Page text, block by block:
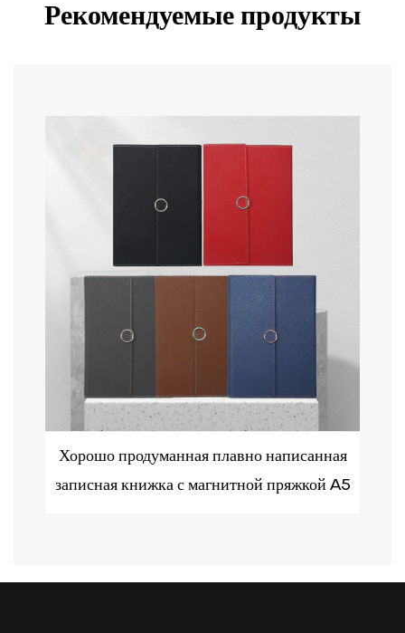
Рекомендуемые продукты
Хорошо продуманная плавно написанная
записная книжка с магнитной пряжкой A5